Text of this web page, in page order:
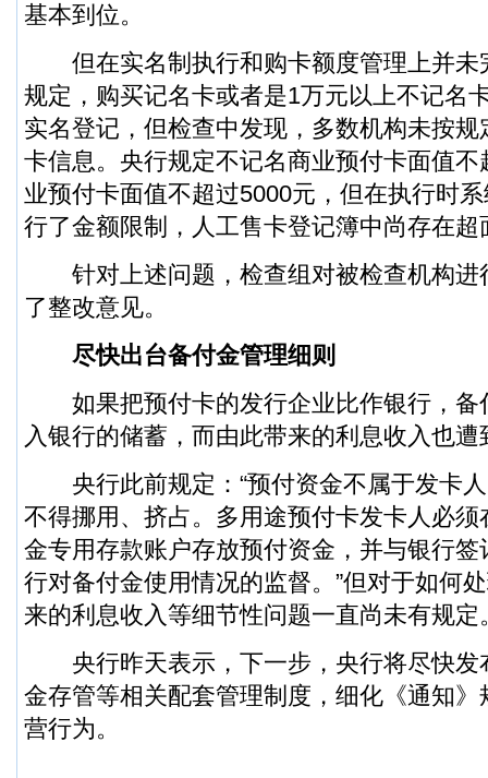
基本到位。
但在实名制执行和购卡额度管理上并未
规定，购买记名卡或者是1万元以上不记名
实名登记，但检查中发现，多数机构未按
卡信息。央行规定不记名商业预付卡面值
业预付卡面值不超过5000元，但在执行时
行了金额限制，人工售卡登记簿中尚存在超
针对上述问题，检查组对被检查机构进
了整改意见。
尽快出台备付金管理细则
如果把预付卡的发行企业比作银行，备
入银行的储蓄，而由此带来的利息收入也遭
央行此前规定：“预付资金不属于发卡人
不得挪用、挤占。多用途预付卡发卡人必
金专用存款账户存放预付资金，并与银行
行对备付金使用情况的监督。”但对于如何
来的利息收入等细节性问题一直尚未有规定
央行昨天表示，下一步，央行将尽快发
金存管等相关配套管理制度，细化《通知
营行为。